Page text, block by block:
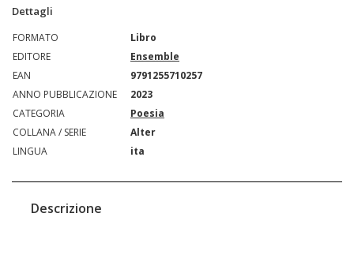
Dettagli
FORMATO
Libro
EDITORE
Ensemble
EAN
9791255710257
ANNO PUBBLICAZIONE
2023
CATEGORIA
Poesia
COLLANA / SERIE
Alter
LINGUA
ita
Descrizione